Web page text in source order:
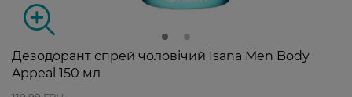
Дезодорант спрей чоловічий Isana Men Body
Appeal 150 мл